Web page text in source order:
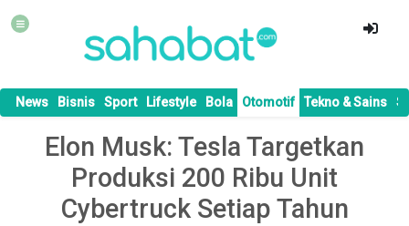
News Bisnis Sport Lifestyle Bola Otomotif Tekno & Sains
Elon Musk: Tesla Targetkan
Produksi 200 Ribu Unit
Cybertruck Setiap Tahun